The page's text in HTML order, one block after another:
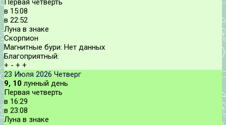
Первая четверть
в 15:08
в 22:52
Луна в знаке
Скорпион
Магнитные бури: Нет данных
Благоприятный:
+ - + +
23 Июля 2026 Четверг
9, 10 лунный день
Первая четверть
в 16:29
в 23:08
Луна в знаке